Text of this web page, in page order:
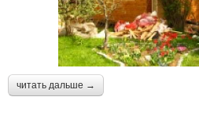
читать дальше →